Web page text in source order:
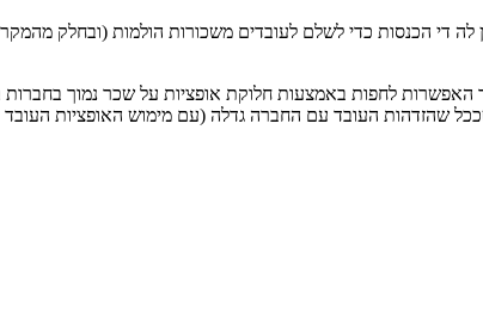
די הכנסות כדי לשלם לעובדים משכורות הולמות (ובחלק
האפשרות לחפות באמצעות חלוקת אופציות על שכר נמוך
שהזדהות העובד עם החברה גדלה (עם מימוש האופציות